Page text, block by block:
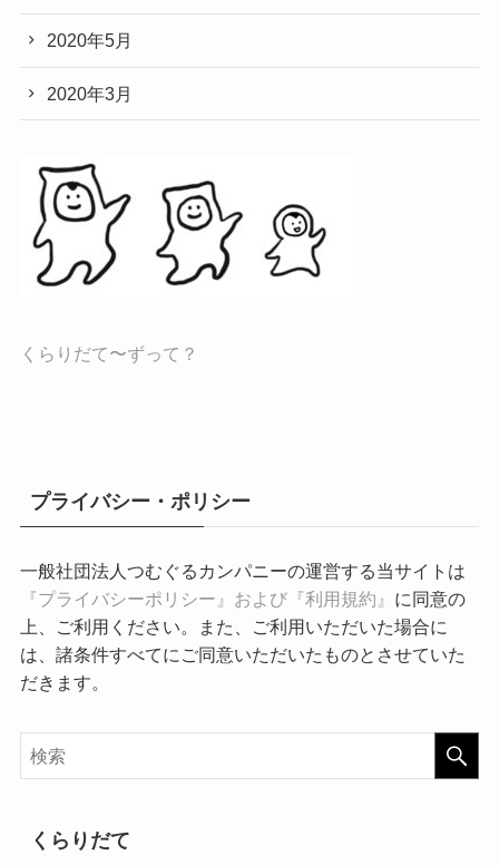
2020年5月
2020年3月
くらりだて〜ずって？
プライバシー・ポリシー
一般社団法人つむぐるカンパニーの運営する当サイトは
『プライバシーポリシー』および『利用規約』 に同意の
上、ご利用ください。また、ご利用いただいた場合に
は、諸条件すべてにご同意いただいたものとさせていた
だきます。
くらりだて